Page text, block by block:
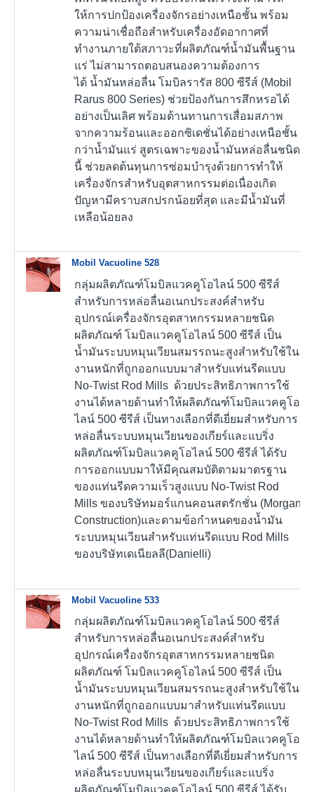
ให้การปกป้องเครื่องจักรอย่างเหนือชั้น พร้อม
ความน่าเชื่อถือสำหรับเครื่องอัดอากาศที่
ทำงานภายใต้สภาวะที่ผลิตภัณฑ์น้ำมันพื้นฐาน
แร่ ไม่สามารถตอบสนองความต้องการ
ได้ น้ำมันหล่อลื่น โมบิลรารัส 800 ซีรีส์ (Mobil
Rarus 800 Series) ช่วยป้องกันการสึกหรอได้
อย่างเป็นเลิศ พร้อมต้านทานการเสื่อมสภาพ
จากความร้อนและออกซิเดชั่นได้อย่างเหนือชั้น
กว่าน้ำมันแร่ สูตรเฉพาะของน้ำมันหล่อลื่นชนิด
นี้ ช่วยลดต้นทุนการซ่อมบำรุงด้วยการทำให้
เครื่องจักรสำหรับอุตสาหกรรมต่อเนื่องเกิด
ปัญหามีคราบสกปรกน้อยที่สุด และมีน้ำมันที่
เหลือน้อยลง
Mobil Vacuoline 528
กลุ่มผลิตภัณฑ์โมบิลแวคคูโอไลน์ 500 ซีรีส์
สำหรับการหล่อลื่นอเนกประสงค์สำหรับ
อุปกรณ์เครื่องจักรอุตสาหกรรมหลายชนิด
ผลิตภัณฑ์ โมบิลแวคคูโอไลน์ 500 ซีรีส์ เป็น
น้ำมันระบบหมุนเวียนสมรรถนะสูงสำหรับใช้ใน
งานหนักที่ถูกออกแบบมาสำหรับแท่นรีดแบบ
No-Twist Rod Mills ด้วยประสิทธิภาพการใช้
งานได้หลายด้านทำให้ผลิตภัณฑ์โมบิลแวคคูโอ
ไลน์ 500 ซีรีส์ เป็นทางเลือกที่ดีเยี่ยมสำหรับการ
หล่อลื่นระบบหมุนเวียนของเกียร์และแบริ่ง
ผลิตภัณฑ์โมบิลแวคคูโอไลน์ 500 ซีรีส์ ได้รับ
การออกแบบมาให้มีคุณสมบัติตามมาตรฐาน
ของแท่นรีดความเร็วสูงแบบ No-Twist Rod
Mills ของบริษัทมอร์แกนคอนสตรักชั่น (Morgan
Construction)และตามข้อกำหนดของน้ำมัน
ระบบหมุนเวียนสำหรับแท่นรีดแบบ Rod Mills
ของบริษัทเดเนียลลี(Danielli)
Mobil Vacuoline 533
กลุ่มผลิตภัณฑ์โมบิลแวคคูโอไลน์ 500 ซีรีส์
สำหรับการหล่อลื่นอเนกประสงค์สำหรับ
อุปกรณ์เครื่องจักรอุตสาหกรรมหลายชนิด
ผลิตภัณฑ์ โมบิลแวคคูโอไลน์ 500 ซีรีส์ เป็น
น้ำมันระบบหมุนเวียนสมรรถนะสูงสำหรับใช้ใน
งานหนักที่ถูกออกแบบมาสำหรับแท่นรีดแบบ
No-Twist Rod Mills ด้วยประสิทธิภาพการใช้
งานได้หลายด้านทำให้ผลิตภัณฑ์โมบิลแวคคูโอ
ไลน์ 500 ซีรีส์ เป็นทางเลือกที่ดีเยี่ยมสำหรับการ
หล่อลื่นระบบหมุนเวียนของเกียร์และแบริ่ง